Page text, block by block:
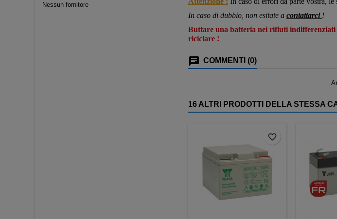
Nessun fornitore
In caso di dubbio, non esitate a contattarci !
Buttare una batteria nei rifiuti indifferenziati
riciclare !
COMMENTI (0)
16 ALTRI PRODOTTI DELLA STESSA
favorite_border